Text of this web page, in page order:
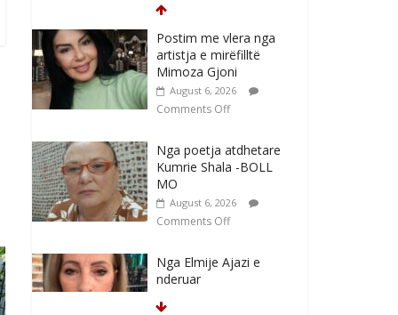
Postim me vlera nga
artistja e mirëfilltë
Mimoza Gjoni
August 6, 2026
Comments Off
Nga poetja atdhetare
Kumrie Shala -BOLL
MO
August 6, 2026
Comments Off
Nga Elmije Ajazi e
nderuar